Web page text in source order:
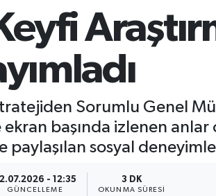
Sorumlu Genel
ekran başında izlenen
paylaşılan sosyal
- 12:35
GÜNCELLEME
3 DK
OKUNMA SÜRESI